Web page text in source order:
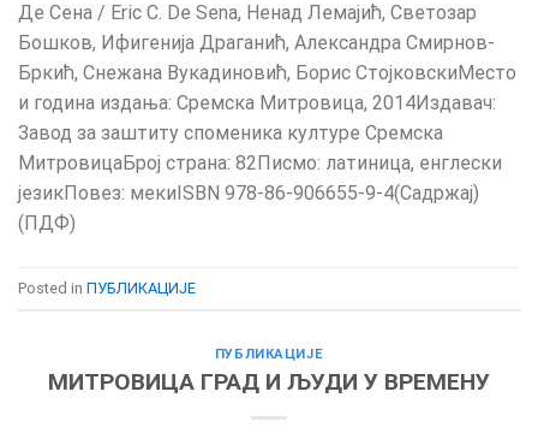
Де Сена / Eric C. De Sena, Ненад Лемајић, Светозар
Бошков, Ифигенија Драганић, Aлександра Смирнов-
Бркић, Снежана Вукадиновић, Борис СтојковскиМесто
и година издања: Сремска Митровица, 2014Издавач:
Завод за заштиту споменика културе Сремска
МитровицаБрој страна: 82Писмо: латиница, енглески
језикПовез: мекиISBN 978-86-906655-9-4(Садржај)
(ПДФ)
Posted in ПУБЛИКАЦИЈЕ
ПУБЛИКАЦИЈЕ
МИТРОВИЦА ГРАД И ЉУДИ У ВРЕМЕНУ